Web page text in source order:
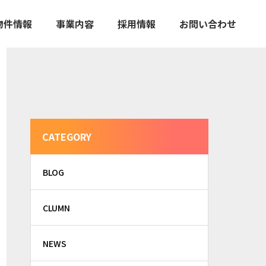
件情報 事業内容 採用情報 お問い合わせ
CATEGORY
BLOG
CLUMN
NEWS